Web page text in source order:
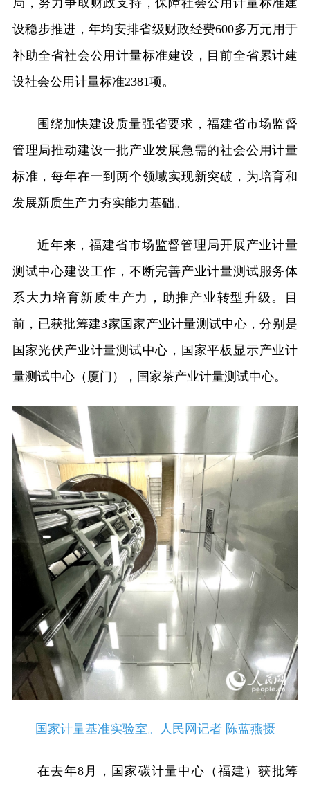
设稳步推进，年均安排省级财政经费600多万元用于
补助全省社会公用计量标准建设，目前全省累计建
设社会公用计量标准2381项。
围绕加快建设质量强省要求，福建省市场监督
管理局推动建设一批产业发展急需的社会公用计量
标准，每年在一到两个领域实现新突破，为培育和
发展新质生产力夯实能力基础。
近年来，福建省市场监督管理局开展产业计量
测试中心建设工作，不断完善产业计量测试服务体
系大力培育新质生产力，助推产业转型升级。目
前，已获批筹建3家国家产业计量测试中心，分别是
国家光伏产业计量测试中心，国家平板显示产业计
量测试中心（厦门），国家茶产业计量测试中心。
国家计量基准实验室。人民网记者 陈蓝燕摄
在去年8月，国家碳计量中心（福建）获批筹